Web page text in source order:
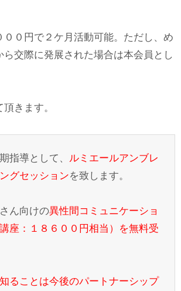
００円で２ケ月活動可能。ただし、め
ら交際に発展された場合は本会員とし
きます。
指導として、 ルミエールアンブレ
グセッションを致します。
ん向けの異性間コミュニケーショ
座：１８６００円相当）を無料受
ることは今後のパートナーシップ